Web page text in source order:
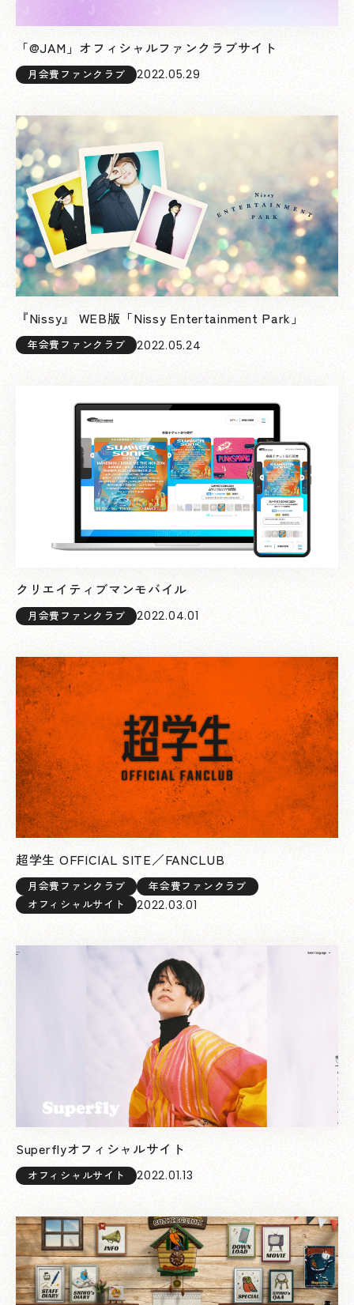
「@JAM」オフィシャルファンクラブサイト
月会費ファンクラブ 2022.05.29
『Nissy』 WEB版「Nissy Entertainment Park」
年会費ファンクラブ 2022.05.24
クリエイティブマンモバイル
月会費ファンクラブ 2022.04.01
超学生 OFFICIAL SITE／FANCLUB
月会費ファンクラブ
年会費ファンクラブ
オフィシャルサイト
2022.03.01
Superflyオフィシャルサイト
オフィシャルサイト 2022.01.13